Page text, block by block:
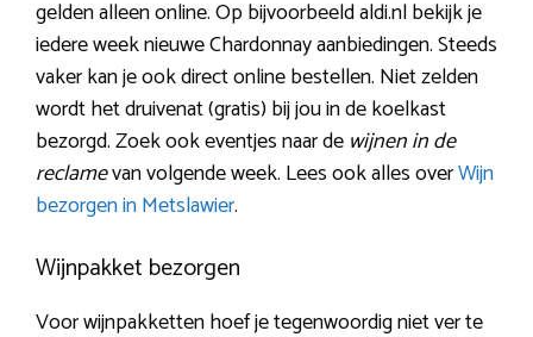
gelden alleen online. Op bijvoorbeeld aldi.nl bekijk je
iedere week nieuwe Chardonnay aanbiedingen. Steeds
vaker kan je ook direct online bestellen. Niet zelden
wordt het druivenat (gratis) bij jou in de koelkast
bezorgd. Zoek ook eventjes naar de wijnen in de
reclamevan volgende week. Lees ook alles overWijn
bezorgen in Metslawier.
Wijnpakket bezorgen
Voor wijnpakketten hoef je tegenwoordig niet ver te